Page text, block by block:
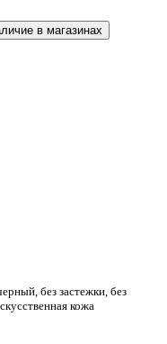
в магазинах
без застежки, без
кожа